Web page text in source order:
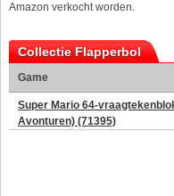
Amazon verkocht worden.
Collectie Flapperbol
Game
Super Mario 64-
Avonturen) (71395)